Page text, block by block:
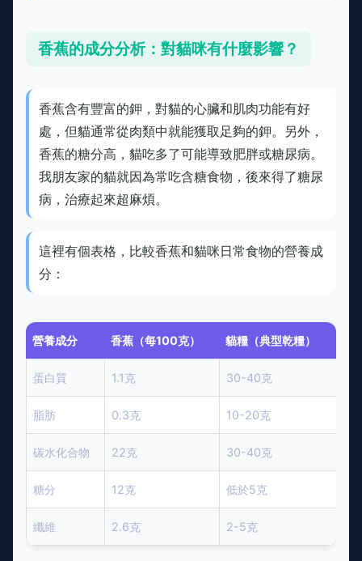
香蕉的成分分析：對貓咪有什麼影響？
香蕉含有豐富的鉀，對貓的心臟和肌肉功能有好
處，但貓通常從肉類中就能獲取足夠的鉀。另外，
香蕉的糖分高，貓吃多了可能導致肥胖或糖尿病。
我朋友家的貓就因為常吃含糖食物，後來得了糖尿
病，治療起來超麻煩。
這裡有個表格，比較香蕉和貓咪日常食物的營養成
分：
營養成分 香蕉（每100克） 貓糧（典型乾糧）
蛋白質 1.1克 30-40克
脂肪 0.3克 10-20克
碳水化合物 22克 30-40克
糖分 12克 低於5克
纖維 2.6克 2-5克